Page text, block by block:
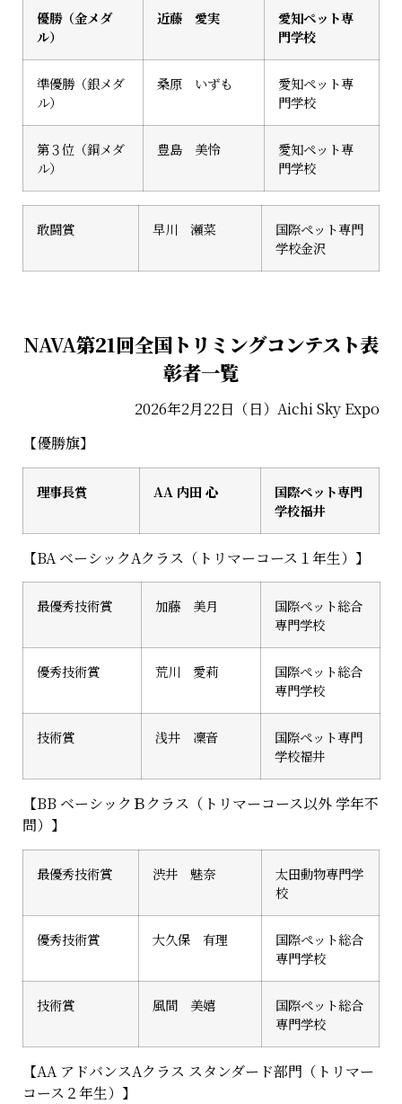
優勝（金メダ
ル）
近藤 愛実
愛知ペット専
門学校
準優勝（銀メダ
ル）
桑原 いずも
愛知ペット専
門学校
第３位（銅メダ
ル）
豊島 美怜
愛知ペット専
門学校
敢闘賞 早川 瀬菜
国際ペット専門
学校金沢
NAVA第21回全国トリミングコンテスト表
彰者一覧
2026年2月22日（日）Aichi Sky Expo
【優勝旗】
理事長賞 AA 内田心
国際ペット専門
学校福井
【BA ベーシックAクラス（トリマーコース１年生）】
最優秀技術賞 加藤 美月
国際ペット総合
専門学校
優秀技術賞 荒川 愛莉
国際ペット総合
専門学校
技術賞 浅井 凜音 国際ペット専門
学校福井
【BB ベーシックＢクラス（トリマーコース以外 学年不
問）】
最優秀技術賞 渋井 魅奈
太田動物専門学
校
優秀技術賞 大久保 有理
国際ペット総合
専門学校
技術賞 風間 美嬉
国際ペット総合
専門学校
【AA アドバンスAクラス スタンダード部門（トリマー
コース２年生）】